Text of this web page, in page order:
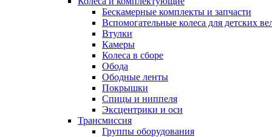
Бескамерные комплекты и запчасти
Вспомогательные колеса для детских
Втулки
Камеры
Колеса в сборе
Обода
Ободные ленты
Покрышки
Спицы и ниппеля
Эксцентрики и оси
Трансмиссия
Группы оборудования